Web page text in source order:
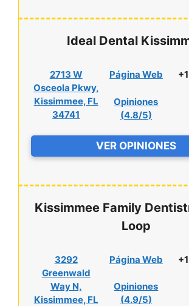
Ideal Dental
2713 W
Osceola Pkwy,
Kissimmee, FL
34741
Página Web
Opiniones
(4.8/5)
VER OPINIONES
Kissimmee Family
Loop
3292
Greenwald
Way N,
Kissimmee, FL
Página Web
Opiniones
(4.9/5)